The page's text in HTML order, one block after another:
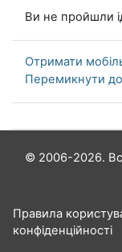
Ви не пройшли
Отримати
Перемикнути
© 2006-2026.
Правила
конфіденційності